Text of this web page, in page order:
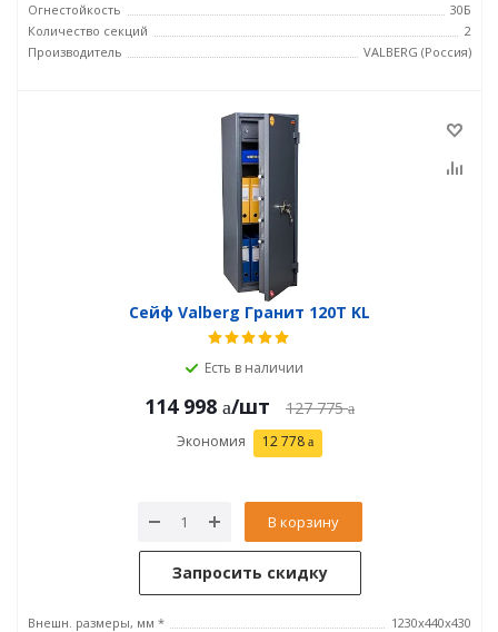
Огнестойкость
30Б
Количество секций
2
Производитель
VALBERG (Россия)
Сейф Valberg Гранит 120T KL
Есть в наличии
114 998 /шт 127 775
Экономия 12 778
В корзину
Запросить скидку
Внешн. размеры, мм *
1230x440x430